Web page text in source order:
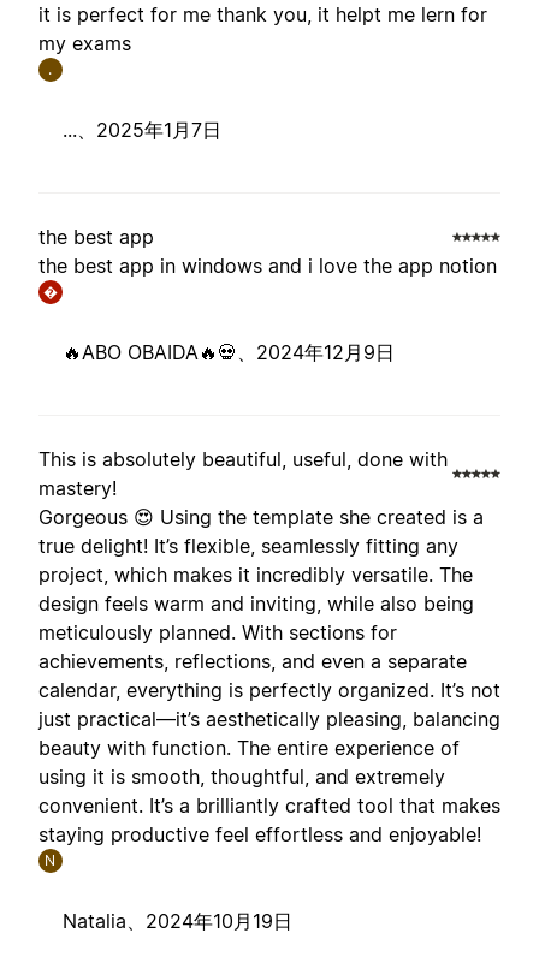
it is perfect for me thank you, it helpt me lern for
my exams
.
...、 2025年1月7日
the best app
the best app in windows and i love the app notion
�
🔥ABO OBAIDA🔥💀、 2024年12月9日
This is absolutely beautiful, useful, done with
mastery!
Gorgeous 😍 Using the template she created is a
true delight! It’s flexible, seamlessly fitting any
project, which makes it incredibly versatile. The
design feels warm and inviting, while also being
meticulously planned. With sections for
achievements, reflections, and even a separate
calendar, everything is perfectly organized. It’s not
just practical—it’s aesthetically pleasing, balancing
beauty with function. The entire experience of
using it is smooth, thoughtful, and extremely
convenient. It’s a brilliantly crafted tool that makes
staying productive feel effortless and enjoyable!
N
Natalia、 2024年10月19日